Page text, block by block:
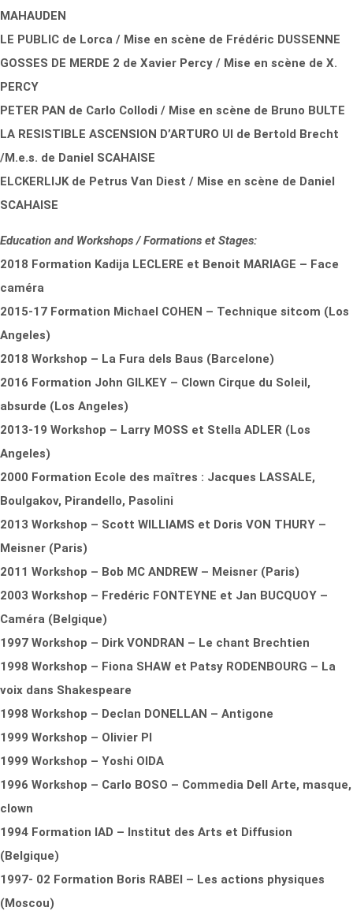
MAHAUDEN
LE PUBLIC de Lorca / Mise en scène de Frédéric DUSSENNE
GOSSES DE MERDE 2 de Xavier Percy / Mise en scène de X.
PERCY
PETER PAN de Carlo Collodi / Mise en scène de Bruno BULTE
LA RESISTIBLE ASCENSION D’ARTURO UI de Bertold Brecht
/M.e.s. de Daniel SCAHAISE
ELCKERLIJK de Petrus Van Diest / Mise en scène de Daniel
SCAHAISE
Education and Workshops / Formations et Stages:
2018 Formation Kadija LECLERE et Benoit MARIAGE – Face
caméra
2015-17 Formation Michael COHEN – Technique sitcom (Los
Angeles)
2018 Workshop – La Fura dels Baus (Barcelone)
2016 Formation John GILKEY – Clown Cirque du Soleil,
absurde (Los Angeles)
2013-19 Workshop – Larry MOSS et Stella ADLER (Los
Angeles)
2000 Formation Ecole des maîtres : Jacques LASSALE,
Boulgakov, Pirandello, Pasolini
2013 Workshop – Scott WILLIAMS et Doris VON THURY –
Meisner (Paris)
2011 Workshop – Bob MC ANDREW – Meisner (Paris)
2003 Workshop – Fredéric FONTEYNE et Jan BUCQUOY –
Caméra (Belgique)
1997 Workshop – Dirk VONDRAN – Le chant Brechtien
1998 Workshop – Fiona SHAW et Patsy RODENBOURG – La
voix dans Shakespeare
1998 Workshop – Declan DONELLAN – Antigone
1999 Workshop – Olivier PI
1999 Workshop – Yoshi OIDA
1996 Workshop – Carlo BOSO – Commedia Dell Arte, masque,
clown
1994 Formation IAD – Institut des Arts et Diffusion
(Belgique)
1997- 02 Formation Boris RABEI – Les actions physiques
(Moscou)